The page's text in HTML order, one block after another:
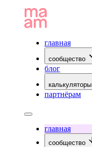
главная
сообщество
блог
калькуляторы
партнёрам
главная
сообщество